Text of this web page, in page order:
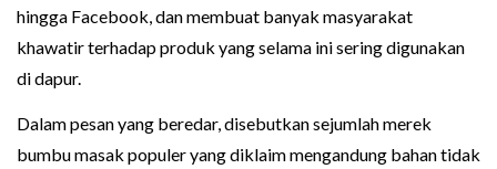
hingga Facebook, dan membuat banyak masyarakat
khawatir terhadap produk yang selama ini sering digunakan
di dapur.
Dalam pesan yang beredar, disebutkan sejumlah merek
bumbu masak populer yang diklaim mengandung bahan tidak